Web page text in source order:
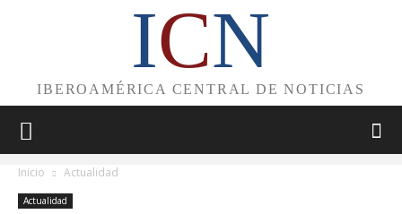
ICN
IBEROAMÉRICA CENTRAL DE NOTICIAS
Inicio Actualidad
Actualidad